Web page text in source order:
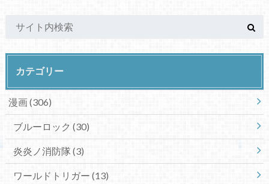
カテゴリー
漫画(306)
ブルーロック (30)
炎炎ノ消防隊(3)
ワールドトリガー (13)